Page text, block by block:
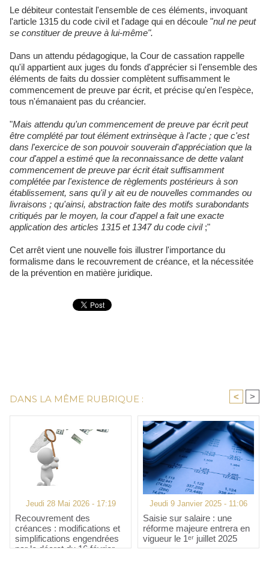
Le débiteur contestait l'ensemble de ces éléments, invoquant
l'article 1315 du code civil et l'adage qui en découle "nul ne peut
se constituer de preuve à lui-même".
Dans un attendu pédagogique, la Cour de cassation rappelle
qu'il appartient aux juges du fonds d'apprécier si l'ensemble des
éléments de faits du dossier complètent suffisamment le
commencement de preuve par écrit, et précise qu'en l'espèce,
tous n'émanaient pas du créancier.
"Mais attendu qu'un commencement de preuve par écrit peut
être complété par tout élément extrinsèque à l'acte ; que c'est
dans l'exercice de son pouvoir souverain d'appréciation que la
cour d'appel a estimé que la reconnaissance de dette valant
commencement de preuve par écrit était suffisamment
complétée par l'existence de règlements postérieurs à son
établissement, sans qu'il y ait eu de nouvelles commandes ou
livraisons ; qu'ainsi, abstraction faite des motifs surabondants
critiqués par le moyen, la cour d'appel a fait une exacte
application des articles 1315 et 1347 du code civil;"
Cet arrêt vient une nouvelle fois illustrer l'importance du
formalisme dans le recouvrement de créance, et la nécessitée
de la prévention en matière juridique.
DANS LA MÊME RUBRIQUE : < >
Jeudi 28 Mai 2026 - 17:19
Recouvrement des
créances : modifications et
simplifications engendrées
par le décret du 16 février
Jeudi 9 Janvier 2025 - 11:06
Saisie sur salaire : une
réforme majeure entrera en
vigueur le 1ᵉʳ juillet 2025